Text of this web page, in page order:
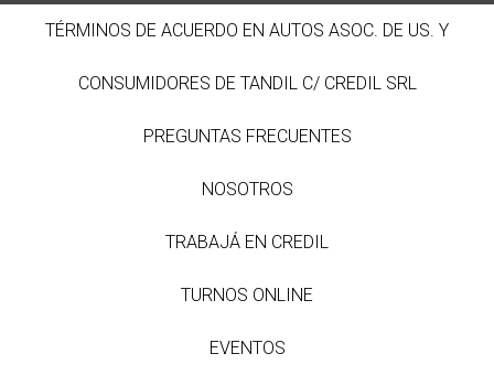
TÉRMINOS DE ACUERDO EN AUTOS ASOC. DE US. Y
CONSUMIDORES DE TANDIL C/ CREDIL SRL
PREGUNTAS FRECUENTES
NOSOTROS
TRABAJÁ EN CREDIL
TURNOS ONLINE
EVENTOS